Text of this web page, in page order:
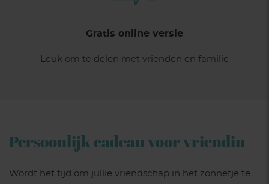
Gratis online versie
Leuk om te delen met vrienden en familie
Persoonlijk cadeau voor vriendin
Wordt het tijd om jullie vriendschap in het zonnetje te